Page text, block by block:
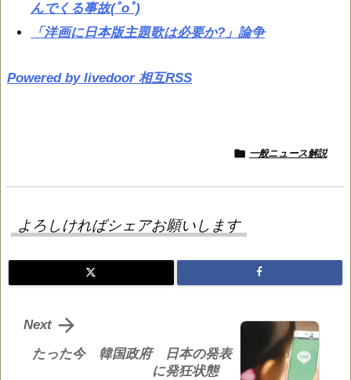
んでくる事故(ﾟoﾟ)
「洋画に日本版主題歌は必要か?」論争
Powered by livedoor 相互RSS
 一般ニュース解説
よろしければシェアお願いします
たった今 韓国政府 日本の発表
に発狂状態

Next